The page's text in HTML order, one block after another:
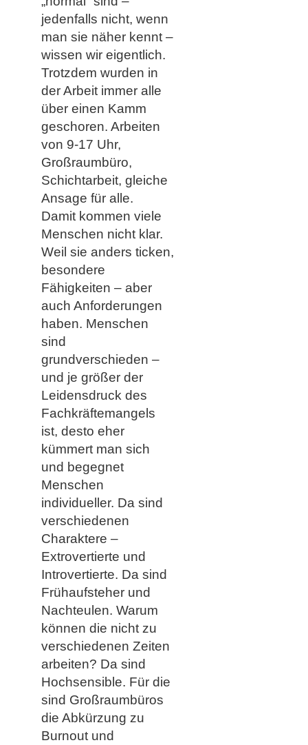
jedenfalls nicht, wenn
man sie näher kennt –
wissen wir eigentlich.
Trotzdem wurden in
der Arbeit immer alle
über einen Kamm
geschoren. Arbeiten
von 9-17 Uhr,
Großraumbüro,
Schichtarbeit, gleiche
Ansage für alle.
Damit kommen viele
Menschen nicht klar.
Weil sie anders ticken,
besondere
Fähigkeiten – aber
auch Anforderungen
haben. Menschen
sind
grundverschieden –
und je größer der
Leidensdruck des
Fachkräftemangels
ist, desto eher
kümmert man sich
und begegnet
Menschen
individueller. Da sind
verschiedenen
Charaktere –
Extrovertierte und
Introvertierte. Da sind
Frühaufsteher und
Nachteulen. Warum
können die nicht zu
verschiedenen Zeiten
arbeiten? Da sind
Hochsensible. Für die
sind Großraumbüros
die Abkürzung zu
Burnout und